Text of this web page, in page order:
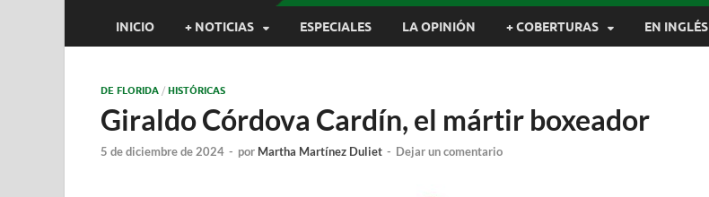
INICIO + NOTICIAS ESPECIALES LA OPINIÓN + COBERTURAS EN INGLÉS
DE FLORIDA / HISTÓRICAS
Giraldo Córdova Cardín, el mártir boxeador
5 de diciembre de 2024 - por Martha Martínez Duliet - Dejar un comentario